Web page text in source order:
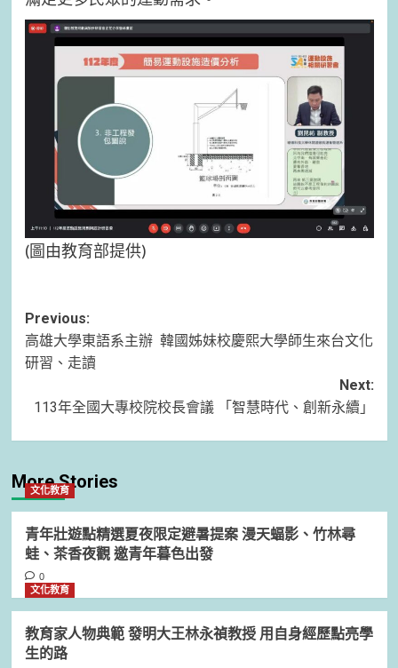
(圖由教育部提供)
Post
navigation
Previous:
高雄大學東語系主辦 韓國姊妹校慶熙大學師生來台文化
研習、走讀
Next:
113年全國大專校院校長會議 「智慧時代、創新永續」
More Stories
文化教育
青年壯遊點精選夏夜限定避暑提案 漫天蝠影、竹林尋
蛙、茶香夜觀 邀青年暮色出發
0
文化教育
教育家人物典範 發明大王林永禎教授 用自身經歷點亮學
生的路